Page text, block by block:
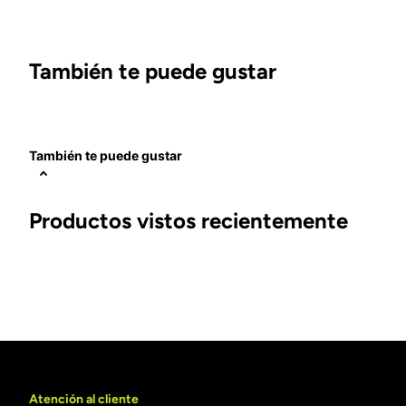
También te puede gustar
También te puede gustar
Productos vistos recientemente
Atención al cliente